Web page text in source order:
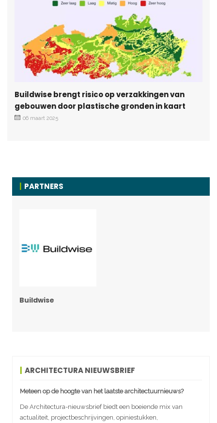
Buildwise brengt risico op verzakkingen van
gebouwen door plastische gronden in kaart
06 maart 2025
PARTNERS
Buildwise
ARCHITECTURA NIEUWSBRIEF
Meteen op de hoogte van het laatste architectuurnieuws?
De Architectura-nieuwsbrief biedt een boeiende mix van
actualiteit, projectbeschrijvingen, opiniestukken,